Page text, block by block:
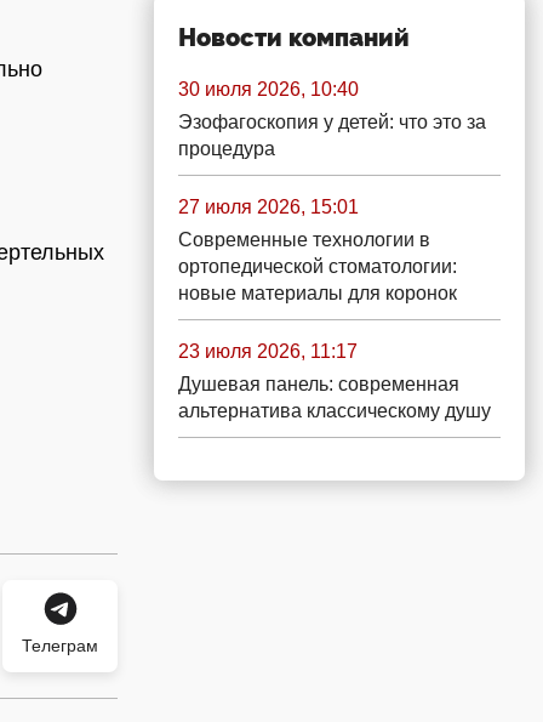
Телеграм
Новости компаний
30 июля 2026, 10:40
Эзофагоскопия у детей: что это за
процедура
27 июля 2026, 15:01
Современные технологии в
ортопедической стоматологии:
новые материалы для коронок
23 июля 2026, 11:17
Душевая панель: современная
альтернатива классическому душу